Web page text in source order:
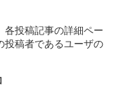
各投稿記事の詳細ペー
投稿者であるユーザの